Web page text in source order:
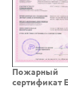
Пожарный
сертификат